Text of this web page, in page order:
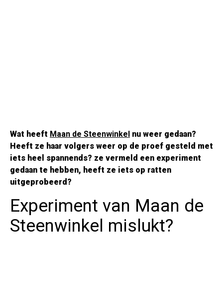
Wat heeft Maan de Steenwinkel nu weer gedaan?
Heeft ze haar volgers weer op de proef gesteld met
iets heel spannends? ze vermeld een experiment
gedaan te hebben, heeft ze iets op ratten
uitgeprobeerd?
Experiment van Maan de
Steenwinkel mislukt?